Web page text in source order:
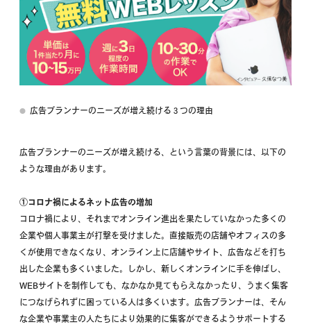
広告プランナーのニーズが増え続ける３つの理由
広告プランナーのニーズが増え続ける、という言葉の背景には、以下の
ような理由があります。
①コロナ禍によるネット広告の増加
コロナ禍により、それまでオンライン進出を果たしていなかった多くの
企業や個人事業主が打撃を受けました。直接販売の店舗やオフィスの多
くが使用できなくなり、オンライン上に店舗やサイト、広告などを打ち
出した企業も多くいました。しかし、新しくオンラインに手を伸ばし、
WEBサイトを制作しても、なかなか見てもらえなかったり、うまく集客
につなげられずに困っている人は多くいます。広告プランナーは、そん
な企業や事業主の人たちにより効果的に集客ができるようサポートする